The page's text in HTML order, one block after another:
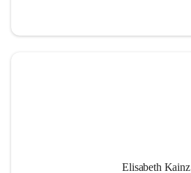
Elisabeth Kainz